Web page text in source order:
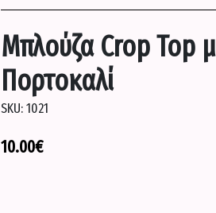
Μπλούζα Crop Top
Πορτοκαλί
SKU:1021
10.00€